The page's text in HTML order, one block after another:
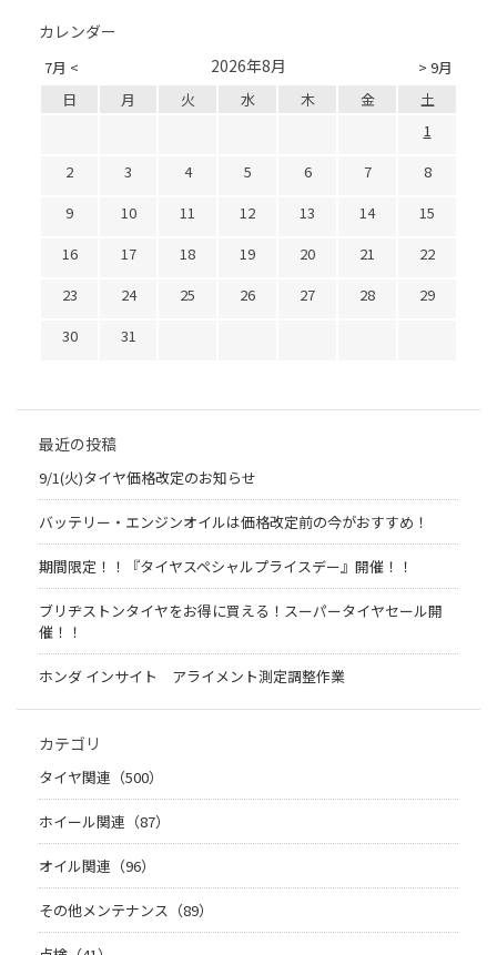
カレンダー
7月 < > 9月
2026年8月
日 月 火 水 木 金
土
1
2
3 4 5 6 7
8
9
10 11 12 13 14
15
16
17 18 19 20 21
22
23
24 25 26 27 28
29
30
31
最近の投稿
9/1(火)タイヤ価格改定のお知らせ
バッテリー・エンジンオイルは価格改定前の今がおすすめ！
期間限定！！『タイヤスペシャルプライスデー』開催！！
ブリヂストンタイヤをお得に買える！スーパータイヤセール開
催！！
ホンダ インサイト アライメント測定調整作業
カテゴリ
タイヤ関連（500）
ホイール関連（87）
オイル関連（96）
その他メンテナンス（89）